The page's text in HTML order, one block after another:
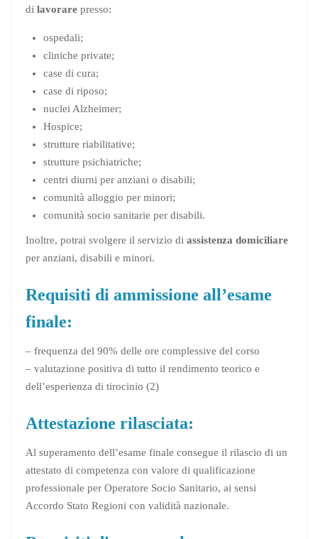
di lavorare presso:
ospedali;
cliniche private;
case di cura;
case di riposo;
nuclei Alzheimer;
Hospice;
strutture riabilitative;
strutture psichiatriche;
centri diurni per anziani o disabili;
comunità alloggio per minori;
comunità socio sanitarie per disabili.
Inoltre, potrai svolgere il servizio di assistenza domiciliare
per anziani, disabili e minori.
Requisiti di ammissione all’esame
finale:
– frequenza del 90% delle ore complessive del corso
– valutazione positiva di tutto il rendimento teorico e
dell’esperienza di tirocinio (2)
Attestazione rilasciata:
Al superamento dell’esame finale consegue il rilascio di un
attestato di competenza con valore di qualificazione
professionale per Operatore Socio Sanitario, ai sensi
Accordo Stato Regioni con validità nazionale.